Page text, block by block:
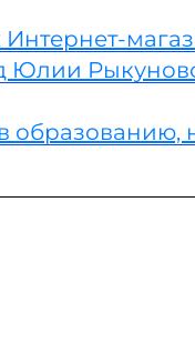
Юлии
образованию,